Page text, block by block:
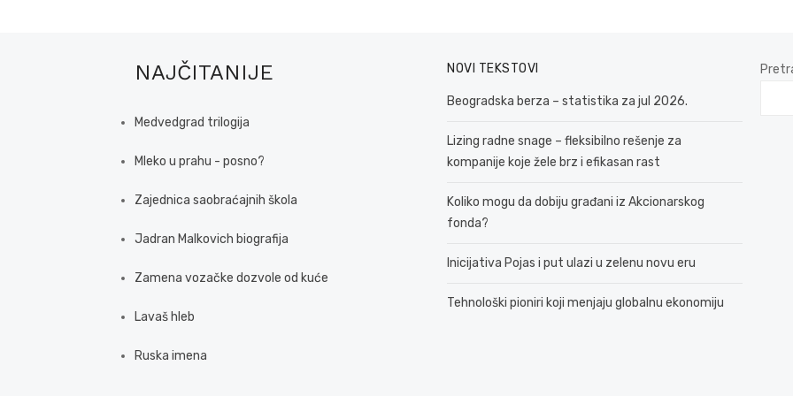
NAJČITANIJE
Medvedgrad trilogija
Mleko u prahu - posno?
Zajednica saobraćajnih škola
Jadran Malkovich biografija
Zamena vozačke dozvole od kuće
Lavaš hleb
Ruska imena
NOVI TEKSTOVI
Beogradska berza – statistika za jul 2026.
Lizing radne snage – fleksibilno rešenje za
kompanije koje žele brz i efikasan rast
Koliko mogu da dobiju građani iz Akcionarskog
fonda?
Inicijativa Pojas i put ulazi u zelenu novu eru
Tehnološki pioniri koji menjaju globalnu ekonomiju